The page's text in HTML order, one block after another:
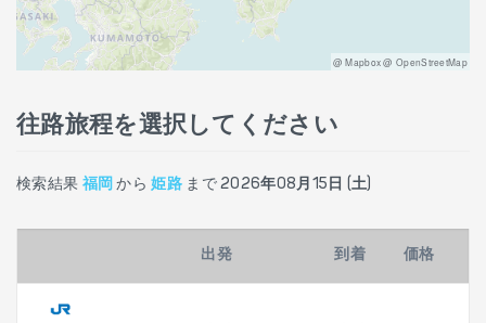
@ Mapbox @ OpenStreetMap
往路旅程を選択してください
検索結果 福岡 から姫路まで2026年08月15日 (土)
出発 到着 価格